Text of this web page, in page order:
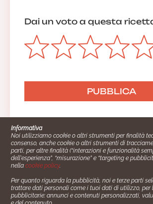
Dai un voto a questa
Cucinare.it è un marchio commerciale di
copyright 2014 - 2024 P.IVA:
Informativa
Noi utilizziamo cookie o altri strumenti per finalità
consenso, anche cookie o altri strumenti di
parti, per altre finalità (“interazioni e funzionalità
dell'esperienza”, “misurazione” e “targeting e
nellacookie policy.
Per quanto riguarda la pubblicità, noi e terze parti
trattare dati personali come i tuoi dati di utilizzo, per
pubblicitarie: annunci e contenuti personalizzati,